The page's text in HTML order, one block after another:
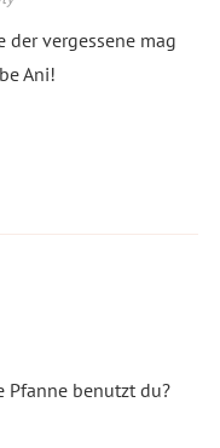
der vergessene mag
Ani!
Pfanne benutzt du?